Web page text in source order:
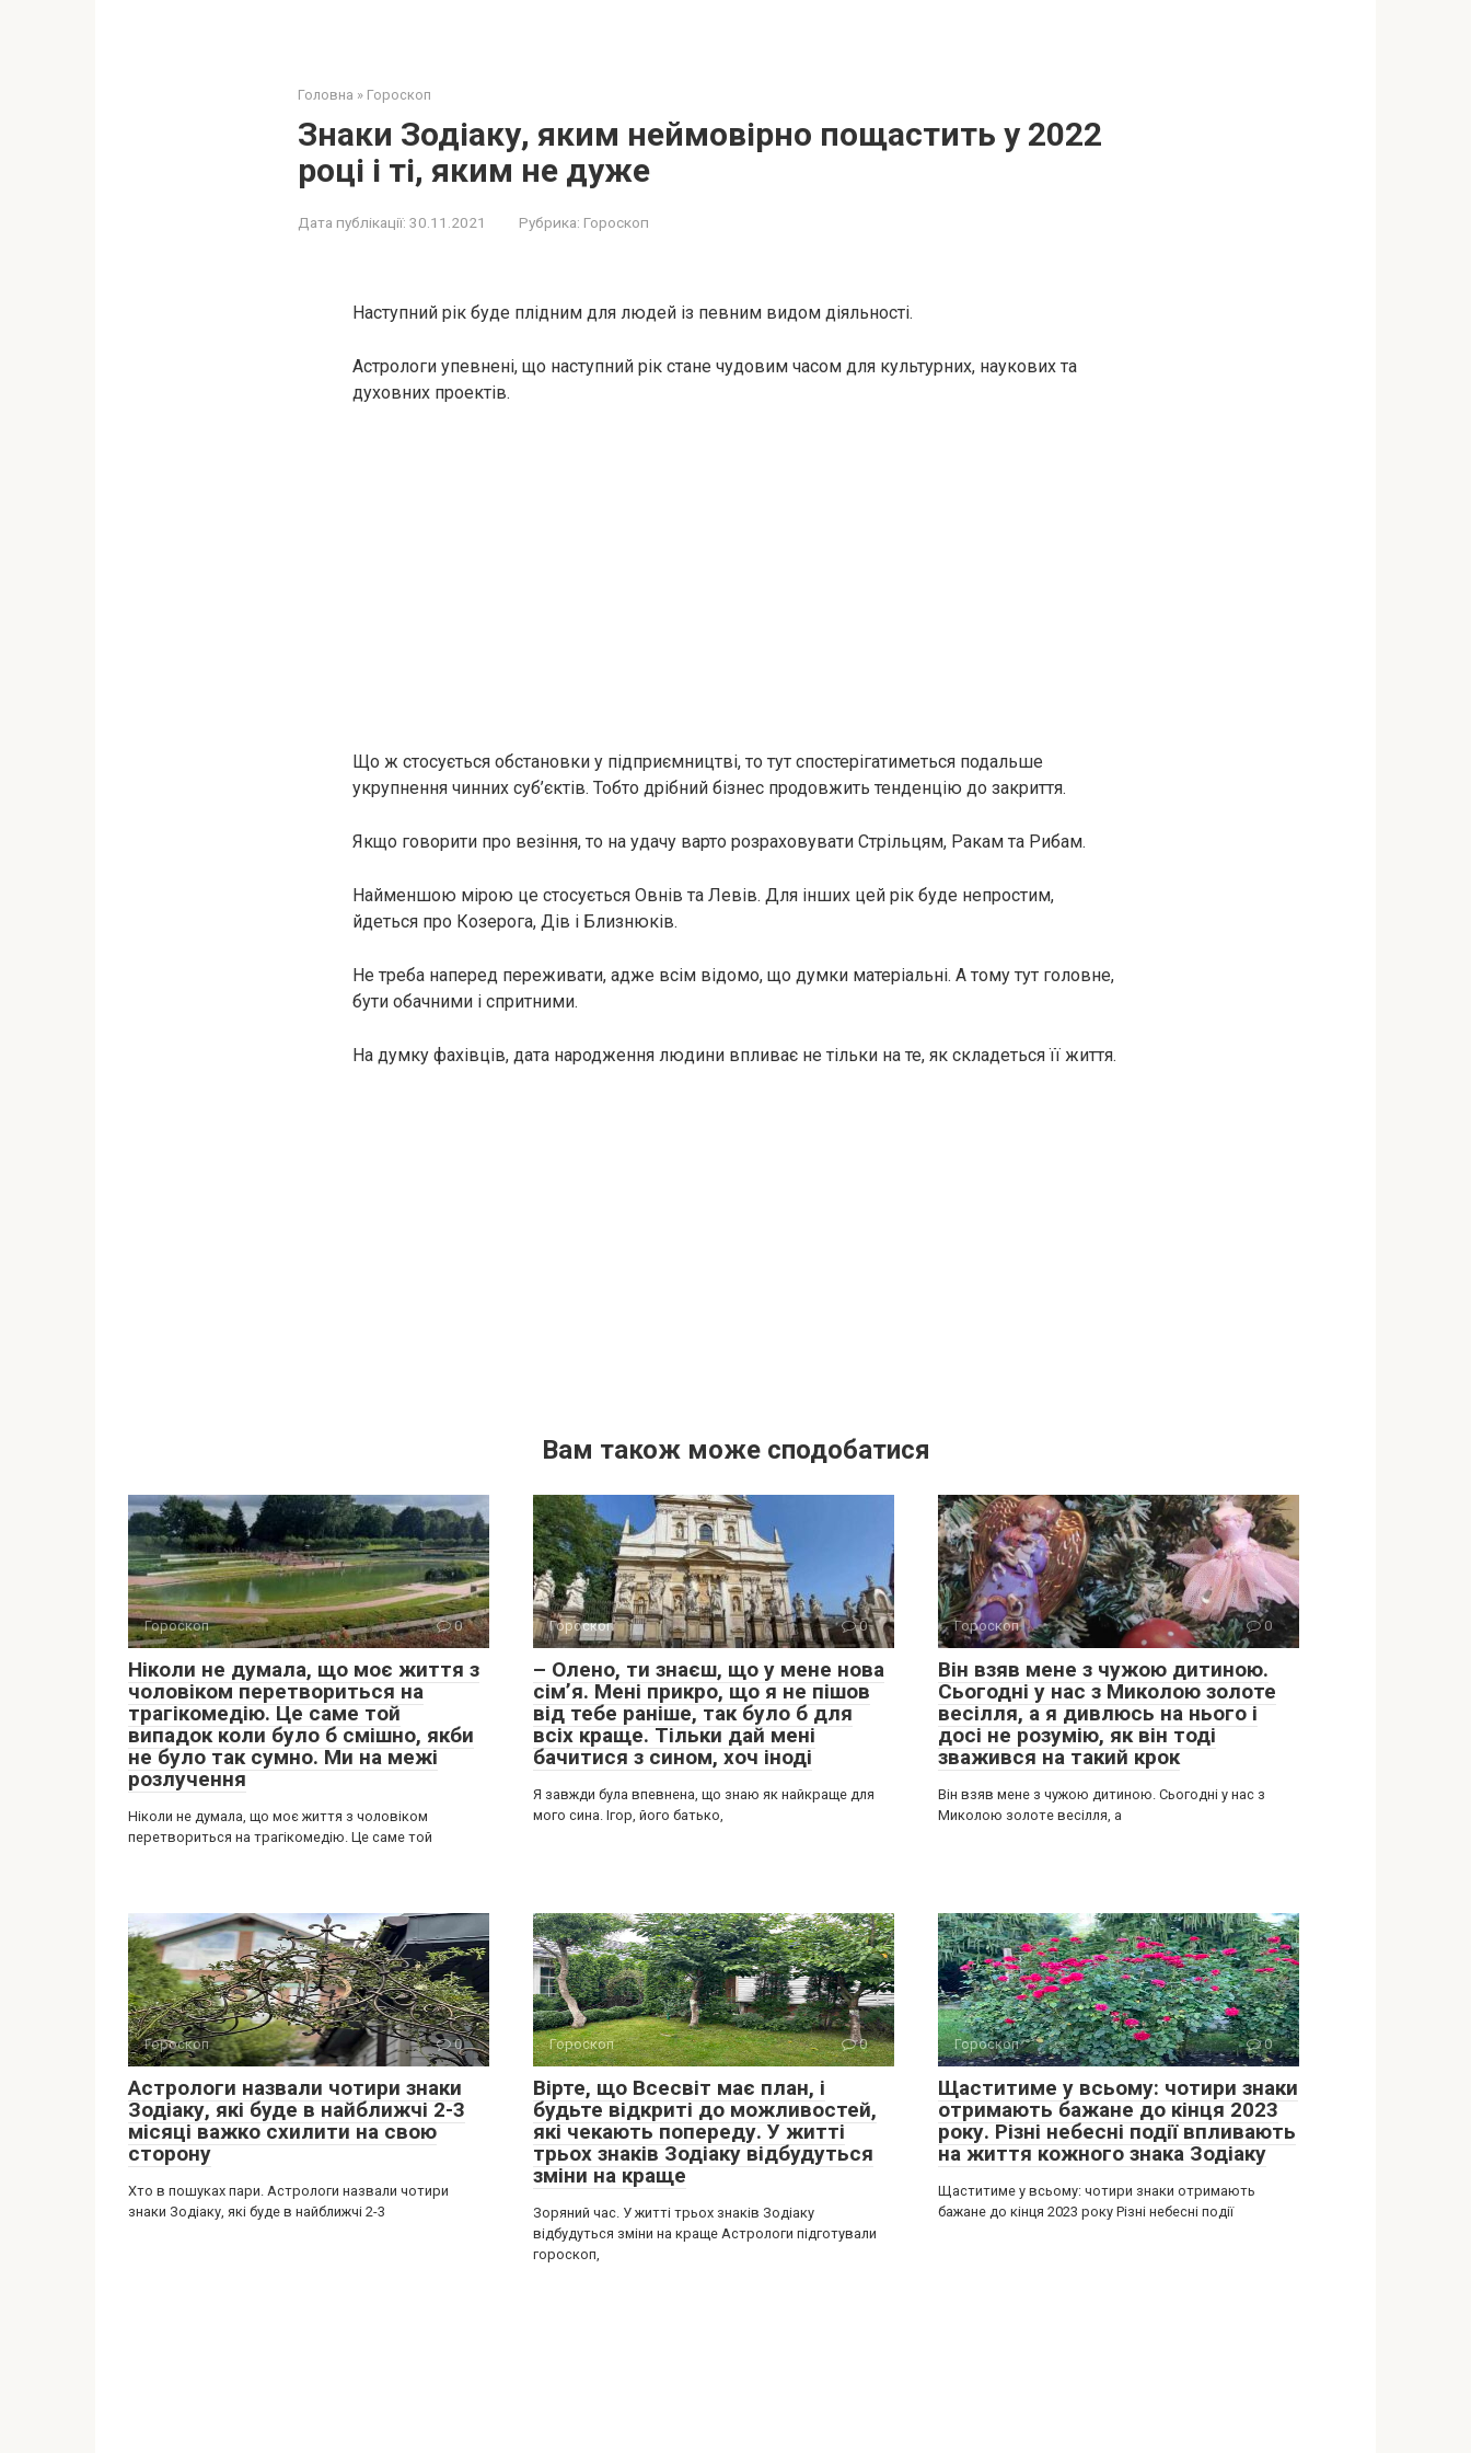
Головна » Гороскоп
Знаки Зодіаку, яким неймовірно пощастить у 2022
році і ті, яким не дуже
Дата публікації: 30.11.2021 Рубрика: Гороскоп
Наступний рік буде плідним для людей із певним видом діяльності.
Астрологи упевнені, що наступний рік стане чудовим часом для культурних, наукових та
духовних проектів.
Що ж стосується обстановки у підприємництві, то тут спостерігатиметься подальше
укрупнення чинних суб’єктів. Тобто дрібний бізнес продовжить тенденцію до закриття.
Якщо говорити про везіння, то на удачу варто розраховувати Стрільцям, Ракам та Рибам.
Найменшою мірою це стосується Овнів та Левів. Для інших цей рік буде непростим,
йдеться про Козерога, Дів і Близнюків.
Не треба наперед переживати, адже всім відомо, що думки матеріальні. А тому тут головне,
бути обачними і спритними.
На думку фахівців, дата народження людини впливає не тільки на те, як складеться її життя.
Вам також може сподобатися
Гороскоп 0
Ніколи не думала, що моє життя з
чоловіком перетвориться на
трагікомедію. Це саме той
випадок коли було б смішно, якби
не було так сумно. Ми на межі
розлучення
Ніколи не думала, що моє життя з чоловіком
перетвориться на трагікомедію. Це саме той
Гороскоп 0
– Олено, ти знаєш, що у мене нова
сім’я. Мені прикро, що я не пішов
від тебе раніше, так було б для
всіх краще. Тільки дай мені
бачитися з сином, хоч іноді
Я завжди була впевнена, що знаю як найкраще для
мого сина. Ігор, його батько,
Гороскоп 0
Він взяв мене з чужою дитиною.
Сьогодні у нас з Миколою золоте
весілля, а я дивлюсь на нього і
досі не розумію, як він тоді
зважився на такий крок
Він взяв мене з чужою дитиною. Сьогодні у нас з
Миколою золоте весілля, а
Гороскоп 0
Астрологи назвали чотири знаки
Зодіаку, які буде в найближчі 2-3
місяці важко схилити на свою
сторону
Хто в пошуках пари. Астрологи назвали чотири
знаки Зодіаку, які буде в найближчі 2-3
Гороскоп 0
Вірте, що Всесвіт має план, і
будьте відкриті до можливостей,
які чекають попереду. У житті
трьох знаків Зодіаку відбудуться
зміни на краще
Зоряний час. У житті трьох знаків Зодіаку
відбудуться зміни на краще Астрологи підготували
гороскоп,
Гороскоп 0
Щаститиме у всьому: чотири знаки
отримають бажане до кінця 2023
року. Різні небесні події впливають
на життя кожного знака Зодіаку
Щаститиме у всьому: чотири знаки отримають
бажане до кінця 2023 року Різні небесні події